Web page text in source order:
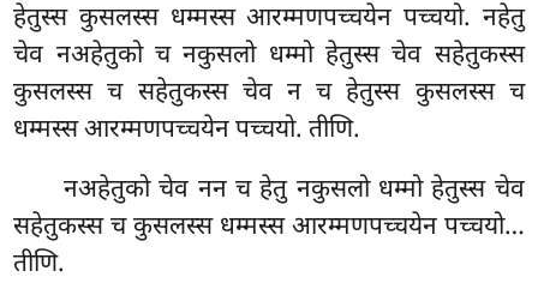
हेतुस्स कुसलस्स धम्मस्स आरम्मणपच्चयेन पच्चयो. नहेतु
चेव नअहेतुको च नकुसलो धम्मो हेतुस्स चेव सहेतुकस्स
कुसलस्स च सहेतुकस्स चेव न च हेतुस्स कुसलस्स च
धम्मस्सआरम्मणपच्चयेन पच्चयो. तीणि.
नअहेतुको चेव नन च हेतु नकुसलो धम्मो हेतुस्स चेव
सहेतुकस्स च कुसलस्स धम्मस्स आरम्मणपच्चयेन पच्चयो…
तीणि.